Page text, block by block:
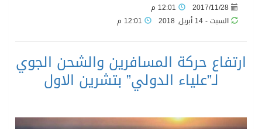
2017/11/28
السبت - 14 أبريل, 2018
ارتفاع حركة المسافرين والشحن الجوي
لـ”علياء الدولي” بتشرين الاول